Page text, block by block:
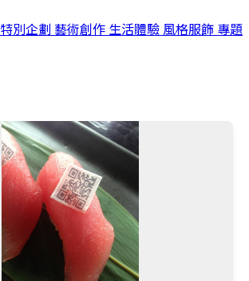
特別企劃 藝術創作 生活體驗 風格服飾 專題